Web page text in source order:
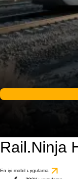
Rail.Ninja
En iyi mobil uygulama